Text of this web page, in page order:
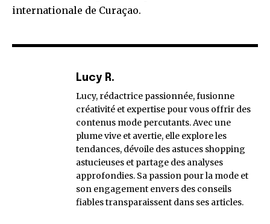
internationale de Curaçao.
Lucy R.
Lucy, rédactrice passionnée, fusionne
créativité et expertise pour vous offrir des
contenus mode percutants. Avec une
plume vive et avertie, elle explore les
tendances, dévoile des astuces shopping
astucieuses et partage des analyses
approfondies. Sa passion pour la mode et
son engagement envers des conseils
fiables transparaissent dans ses articles.